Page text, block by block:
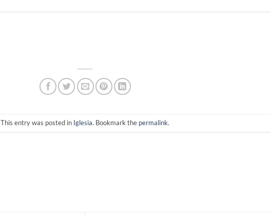
This entry was posted in Iglesia. Bookmark the permalink.